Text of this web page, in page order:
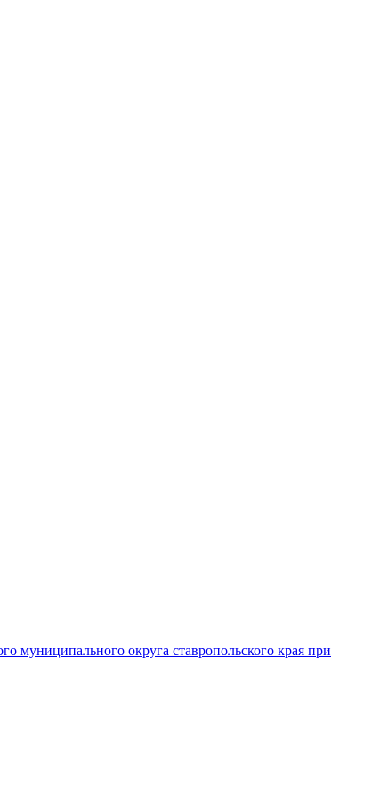
муниципального округа ставропольского края при